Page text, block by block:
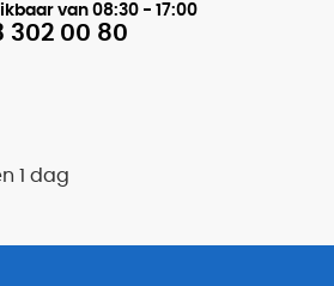
van 08:30 - 17:00
302 00 80
1 dag